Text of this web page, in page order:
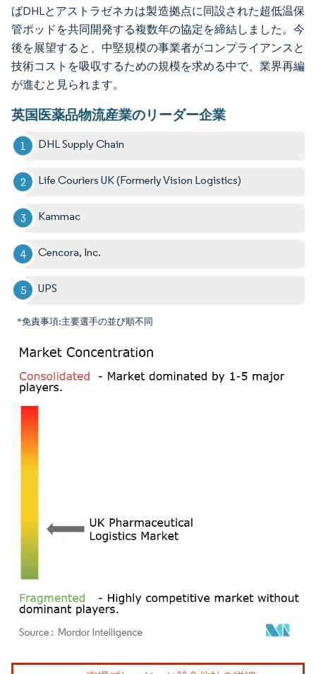
ばDHLとアストラゼネカは製造拠点に同設された超低温保
管ポッドを共同開発する複数年の協定を締結しました。今
後を展望すると、中堅規模の事業者がコンプライアンスと
技術コストを吸収するための規模を求める中で、業界再編
が進むと見られます。
英国医薬品物流産業のリーダー企業
DHL Supply Chain
Life Couriers UK (Formerly Vision Logistics)
Kammac
Cencora, Inc.
UPS
*免責事項:主要選手の並び順不同
画像 © Mordor Intelligence。再利用にはCC BY 4.0の表示が必要です。